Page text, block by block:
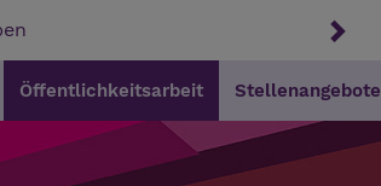
Öffentlichkeitsarbeit Stellenangebote